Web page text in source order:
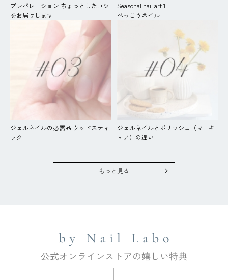
プレパレーション ちょっとしたコツ
をお届けします
Seasonal nail art 1
べっこうネイル
ジェルネイルの必需品 ウッドスティ
ック
ジェルネイルとポリッシュ（マニキ
ュア）の違い
もっと見る